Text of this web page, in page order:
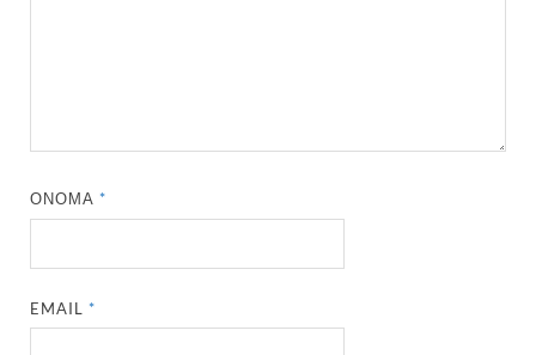
ΌΝΟΜΑ*
EMAIL*